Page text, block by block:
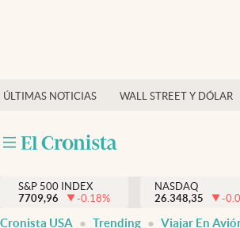
ÚLTIMAS NOTICIAS WALL STREET Y DÓLAR
Finanzas y economía
Inmigración
Trending
S&P 500 INDEX
7709,96
-0.18%
NASDAQ
26.348,35
-
Cronista USA Trending Viajar En